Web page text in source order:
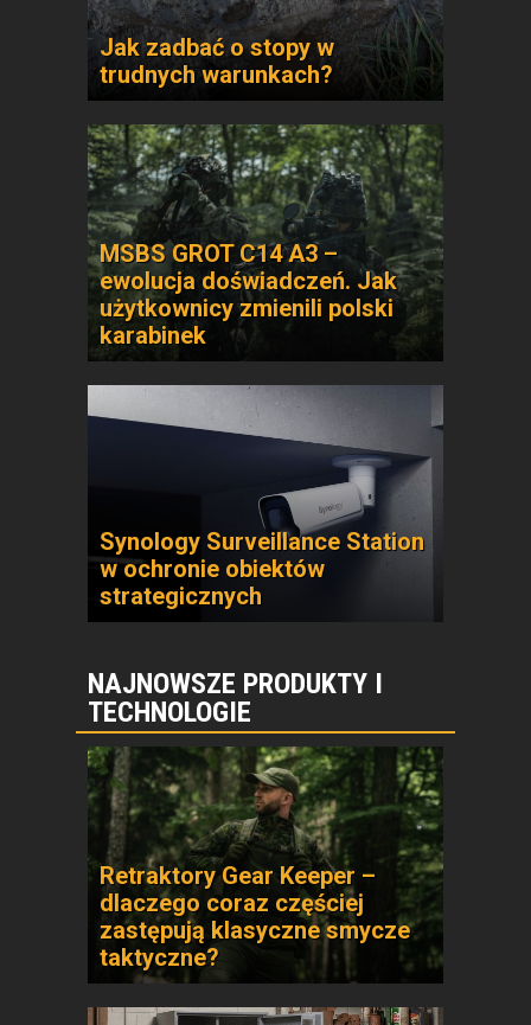
Jak zadbać o stopy w
trudnych warunkach?
MSBS GROT C14 A3 –
ewolucja doświadczeń. Jak
użytkownicy zmienili polski
karabinek
Synology Surveillance Station
w ochronie obiektów
strategicznych
NAJNOWSZE PRODUKTY I
TECHNOLOGIE
Retraktory Gear Keeper –
dlaczego coraz częściej
zastępują klasyczne smycze
taktyczne?